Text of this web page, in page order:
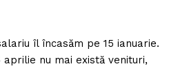
îl încasăm pe 15 ianuarie.
nu mai există venituri,